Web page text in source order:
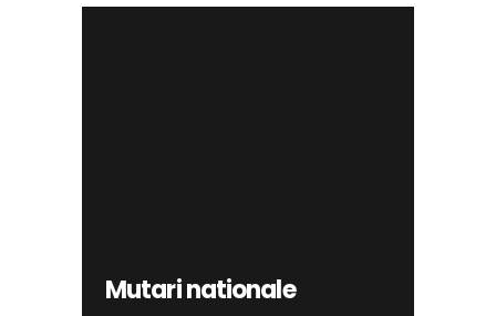
Mutari nationale